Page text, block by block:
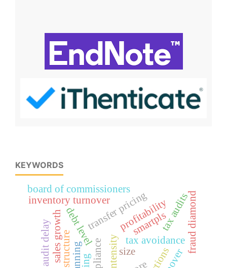
KEYWORDS
debt leveltransfer pricing
tax avoidance fraud diamond
inventory turnover profitability
sales growth
board of commissioners
smartplstax audits
audit delay size